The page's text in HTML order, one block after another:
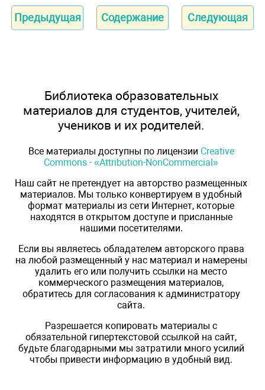
Предыдущая Содержание Следующая
Библиотека образовательных
материалов для студентов, учителей,
учеников и их родителей.
Все материалы доступны по лицензии Creative
Commons - «Attribution-NonCommercial»
Наш сайт не претендует на авторство размещенных
материалов. Мы только конвертируем в удобный
формат материалы из сети Интернет, которые
находятся в открытом доступе и присланные
нашими посетителями.
Если вы являетесь обладателем авторского права
на любой размещенный у нас материал и намерены
удалить его или получить ссылки на место
коммерческого размещения материалов,
обратитесь для согласования к администратору
сайта.
Разрешается копировать материалы с
обязательной гипертекстовой ссылкой на сайт,
будьте благодарными мы затратили много усилий
чтобы привести информацию в удобный вид.